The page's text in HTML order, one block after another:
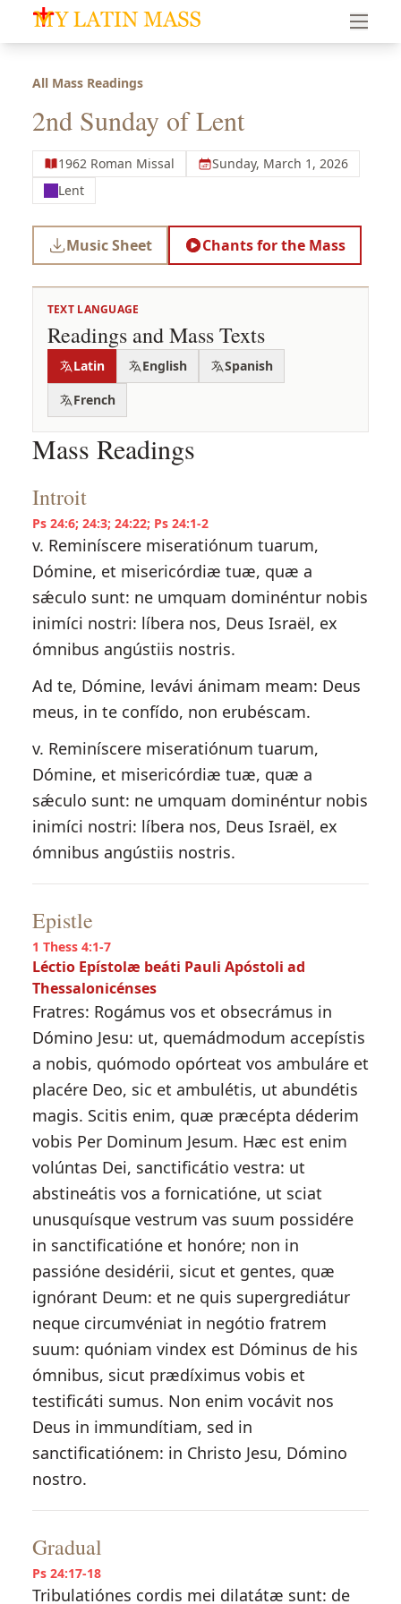
My Latin Mass - Traditional Latin Mass of South Florida
All Mass Readings
2nd Sunday of Lent
1962 Roman Missal
Sunday, March 1, 2026
Lent
Music Sheet Chants for the Mass
TEXT LANGUAGE
Readings and Mass Texts
Latin English
Spanish
French
Mass Readings
Introit
Ps 24:6; 24:3; 24:22; Ps 24:1-2
v. Reminíscere miseratiónum tuarum,
Dómine, et misericórdiæ tuæ, quæ a
sǽculo sunt: ne umquam dominéntur nobis
inimíci nostri: líbera nos, Deus Israël, ex
ómnibus angústiis nostris.
Ad te, Dómine, levávi ánimam meam: Deus
meus, in te confído, non erubéscam.
v. Reminíscere miseratiónum tuarum,
Dómine, et misericórdiæ tuæ, quæ a
sǽculo sunt: ne umquam dominéntur nobis
inimíci nostri: líbera nos, Deus Israël, ex
ómnibus angústiis nostris.
Epistle
1 Thess 4:1-7
Léctio Epístolæ beáti Pauli Apóstoli ad
Thessalonicénses
Fratres: Rogámus vos et obsecrámus in
Dómino Jesu: ut, quemádmodum accepístis
a nobis, quómodo opórteat vos ambuláre et
placére Deo, sic et ambulétis, ut abundétis
magis. Scitis enim, quæ præcépta déderim
vobis Per Dominum Jesum. Hæc est enim
volúntas Dei, sanctificátio vestra: ut
abstineátis vos a fornicatióne, ut sciat
unusquísque vestrum vas suum possidére
in sanctificatióne et honóre; non in
passióne desidérii, sicut et gentes, quæ
ignórant Deum: et ne quis supergrediátur
neque circumvéniat in negótio fratrem
suum: quóniam vindex est Dóminus de his
ómnibus, sicut prædíximus vobis et
testificáti sumus. Non enim vocávit nos
Deus in immundítiam, sed in
sanctificatiónem: in Christo Jesu, Dómino
nostro.
Gradual
Ps 24:17-18
Tribulatiónes cordis mei dilatátæ sunt: de